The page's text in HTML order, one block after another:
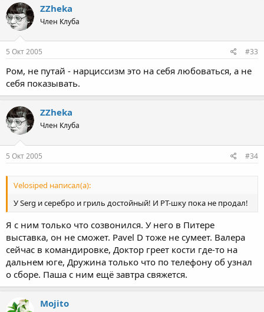
ZZheka
Член Клуба
5 Окт 2005 #33
Ром, не путай - нарциссизм это на себя любоваться, а не
себя показывать.
ZZheka
Член Клуба
5 Окт 2005 #34
Velosiped написал(а):
У Serg и серебро и гриль достойный! И РТ-шку пока не продал!
Я с ним только что созвонился. У него в Питере
выставка, он не сможет. Pavel D тоже не сумеет. Валера
сейчас в командировке, Доктор греет кости где-то на
дальнем юге, Дружина только что по телефону об узнал
о сборе. Паша с ним ещё завтра свяжется.
Mojito